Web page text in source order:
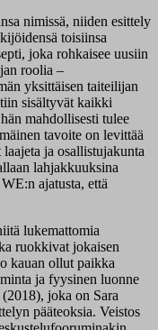
nimissä, niiden esittely
toisiinsa
joka rohkaisee uusiin
roolia –
yksittäisen taiteilijan
sisältyvät kaikki
mahdollisesti tulee
tavoite on levittää
ja osallistujakunta
lahjakkuuksina
ajatusta, että
lukemattomia
ruokkivat jokaisen
kauan ollut paikka
ja fyysinen luonne
(2018), joka on Sara
pääteoksia. Veistos